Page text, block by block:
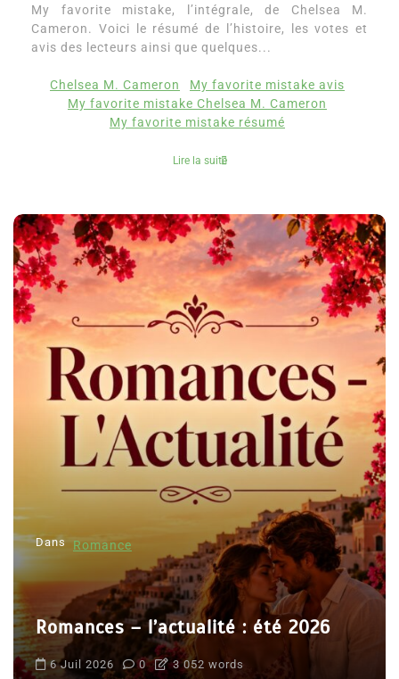
My favorite mistake, l’intégrale, de Chelsea M.
Cameron. Voici le résumé de l’histoire, les votes et
avis des lecteurs ainsi que quelques...
Chelsea M. Cameron
My favorite mistake avis
My favorite mistake Chelsea M. Cameron
My favorite mistake résumé
Lire la suite
Dans Romance
Romances – l’actualité : été 2026
6 Juil 2026 0 3 052 words